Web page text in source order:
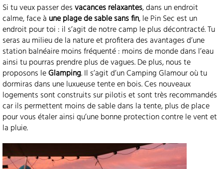
Si tu veux passer desvacances relaxantes, dans un endroit
calme, face à une plage de sable sans fin, le Pin Sec est un
endroit pour toi : il s’agit de notre camp le plus décontracté. Tu
seras au milieu de la nature et profitera des avantages d’une
station balnéaire moins fréquenté : moins de monde dans l’eau
ainsi tu pourras prendre plus de vagues. De plus, nous te
proposons leGlamping. Il s’agit d’un Camping Glamour où tu
dormiras dans une luxueuse tente en bois. Ces nouveaux
logements sont construits sur pilotis et sont très recommandés
car ils permettent moins de sable dans la tente, plus de place
pour vous étaler ainsi qu’une bonne protection contre le vent et
la pluie.